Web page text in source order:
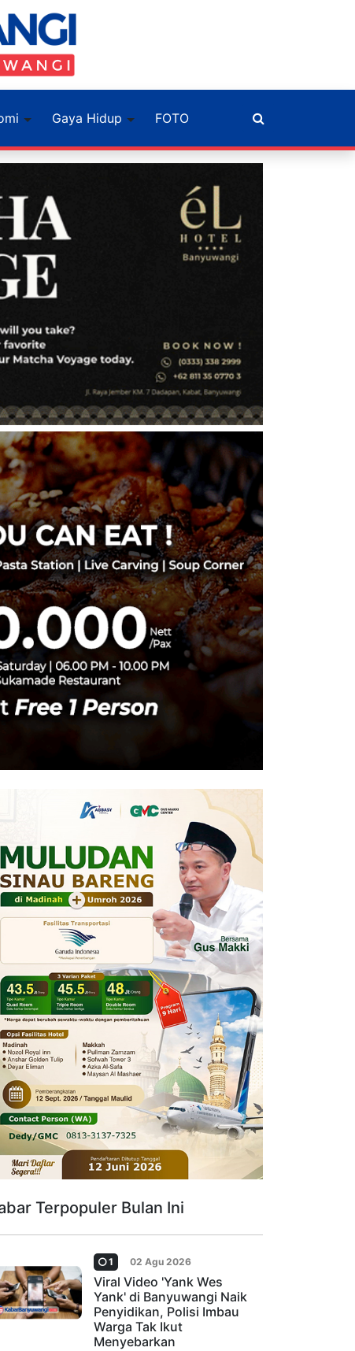
Gaya Hidup FOTO
Terpopuler Bulan Ini
1 02 Agu 2026
Viral Video 'Yank Wes
Yank' di Banyuwangi Naik
Penyidikan, Polisi Imbau
Warga Tak Ikut
Menyebarkan